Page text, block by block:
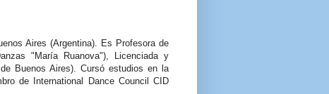
Aires (Argentina). Es Profesora de
"María Ruanova"), Licenciada y
Buenos Aires). Cursó estudios en la
de International Dance Council CID